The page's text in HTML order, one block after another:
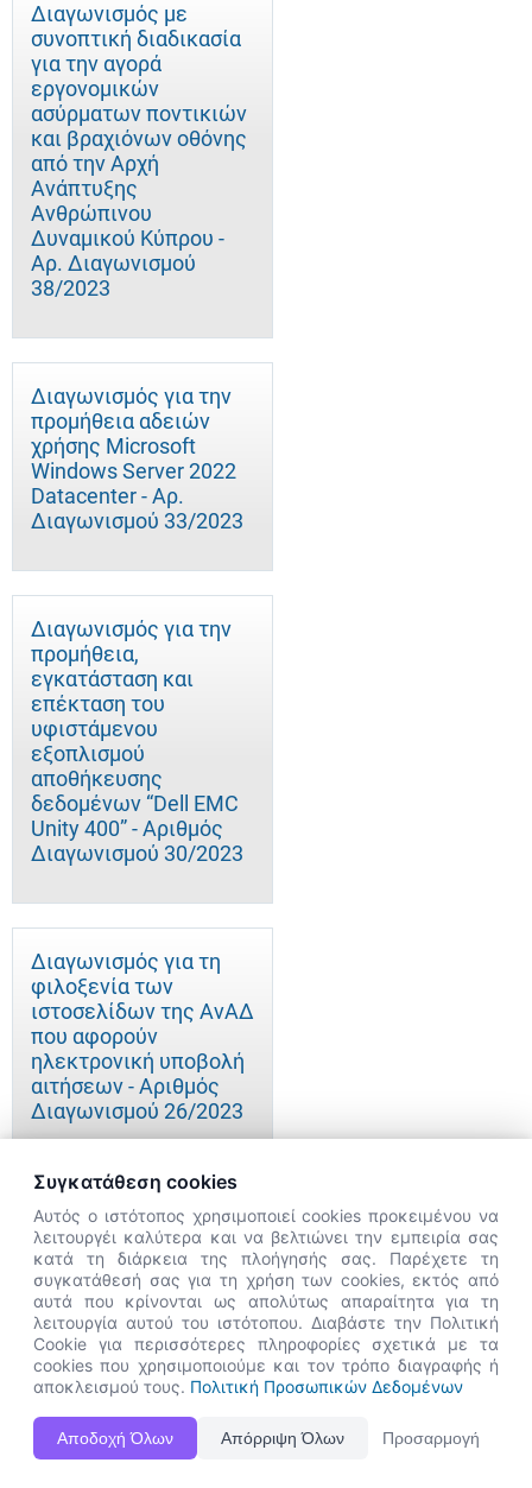
Διαγωνισμός με
συνοπτική διαδικασία
για την αγορά
εργονομικών
ασύρματων ποντικιών
και βραχιόνων οθόνης
από την Αρχή
Ανάπτυξης
Ανθρώπινου
Δυναμικού Κύπρου -
Αρ. Διαγωνισμού
38/2023
Διαγωνισμός για την
προμήθεια αδειών
χρήσης Microsoft
Windows Server 2022
Datacenter - Αρ.
Διαγωνισμού 33/2023
Διαγωνισμός για την
προμήθεια,
εγκατάσταση και
επέκταση του
υφιστάμενου
εξοπλισμού
αποθήκευσης
δεδομένων “Dell EMC
Unity 400” - Αριθμός
Διαγωνισμού 30/2023
Διαγωνισμός για τη
φιλοξενία των
ιστοσελίδων της ΑνΑΔ
που αφορούν
ηλεκτρονική υποβολή
αιτήσεων - Αριθμός
Διαγωνισμού 26/2023
Διαγωνισμός για την
παροχή υπηρεσιών
υποδοχής και φύλαξης
στο κτήριο της Αρχής
Ανάπτυξης
Ανθρώπινου
Δυναμικού Κύπρου για
περίοδο τριών (3)
ετών - Αρ.
Διαγωνισμού 22/2023
👋 Καλώς ήρθες! Είμαι η Νόησις.
Πες μου πώς μπορώ να σε βοηθήσω
σήμερα.
Συγκατάθεση cookies
Αυτός ο ιστότοπος χρησιμοποιεί cookies προκειμένου να
λειτουργέι καλύτερα και να βελτιώνει την εμπειρία σας
κατά τη διάρκεια της πλοήγησής σας. Παρέχετε τη
συγκατάθεσή σας για τη χρήση των cookies, εκτός από
αυτά που κρίνονται ως απολύτως απαραίτητα για τη
λειτουργία αυτού του ιστότοπου. Διαβάστε την Πολιτική
Cookie για περισσότερες πληροφορίες σχετικά με τα
cookies που χρησιμοποιούμε και τον τρόπο διαγραφής ή
αποκλεισμού τους. Πολιτική Προσωπικών Δεδομένων
Αποδοχή Όλων Απόρριψη Όλων Προσαρμογή